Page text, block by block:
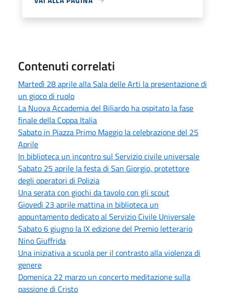
Contenuti correlati
Martedì 28 aprile alla Sala delle Arti la presentazione di
un gioco di ruolo
La Nuova Accademia del Biliardo ha ospitato la fase
finale della Coppa Italia
Sabato in Piazza Primo Maggio la celebrazione del 25
Aprile
In biblioteca un incontro sul Servizio civile universale
Sabato 25 aprile la festa di San Giorgio, protettore
degli operatori di Polizia
Una serata con giochi da tavolo con gli scout
Giovedì 23 aprile mattina in biblioteca un
appuntamento dedicato al Servizio Civile Universale
Sabato 6 giugno la IX edizione del Premio letterario
Nino Giuffrida
Una iniziativa a scuola per il contrasto alla violenza di
genere
Domenica 22 marzo un concerto meditazione sulla
passione di Cristo